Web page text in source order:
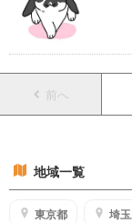
前へ
地域一覧
東京都 埼